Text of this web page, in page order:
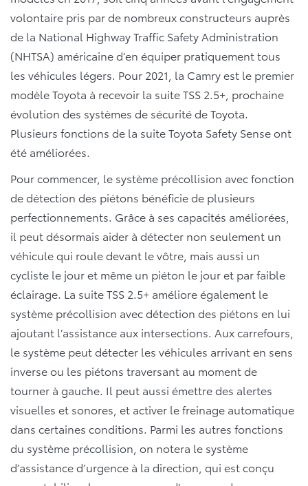
volontaire pris par de nombreux constructeurs auprès
de la National Highway Traffic Safety Administration
(NHTSA) américaine d’en équiper pratiquement tous
les véhicules légers. Pour 2021, la Camry est le premier
modèle Toyota à recevoir la suite TSS 2.5+, prochaine
évolution des systèmes de sécurité de Toyota.
Plusieurs fonctions de la suite Toyota Safety Sense ont
été améliorées.
Pour commencer, le système précollision avec fonction
de détection des piétons bénéficie de plusieurs
perfectionnements. Grâce à ses capacités améliorées,
il peut désormais aider à détecter non seulement un
véhicule qui roule devant le vôtre, mais aussi un
cycliste le jour et même un piéton le jour et par faible
éclairage. La suite TSS 2.5+ améliore également le
système précollision avec détection des piétons en lui
ajoutant l’assistance aux intersections. Aux carrefours,
le système peut détecter les véhicules arrivant en sens
inverse ou les piétons traversant au moment de
tourner à gauche. Il peut aussi émettre des alertes
visuelles et sonores, et activer le freinage automatique
dans certaines conditions. Parmi les autres fonctions
du système précollision, on notera le système
d’assistance d’urgence à la direction, qui est conçu